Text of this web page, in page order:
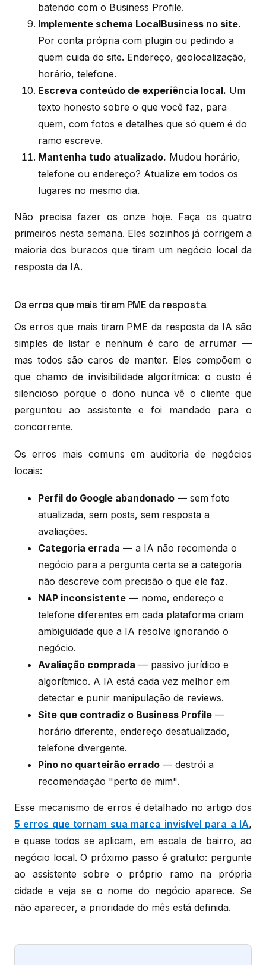
batendo com o Business Profile.
Implemente schema LocalBusiness no site.
Por conta própria com plugin ou pedindo a
quem cuida do site. Endereço, geolocalização,
horário, telefone.
Escreva conteúdo de experiência local. Um
texto honesto sobre o que você faz, para
quem, com fotos e detalhes que só quem é do
ramo escreve.
Mantenha tudo atualizado. Mudou horário,
telefone ou endereço? Atualize em todos os
lugares no mesmo dia.
Não precisa fazer os onze hoje. Faça os quatro
primeiros nesta semana. Eles sozinhos já corrigem a
maioria dos buracos que tiram um negócio local da
resposta da IA.
Os erros que mais tiram PME da resposta
Os erros que mais tiram PME da resposta da IA são
simples de listar e nenhum é caro de arrumar —
mas todos são caros de manter. Eles compõem o
que chamo de invisibilidade algorítmica: o custo é
silencioso porque o dono nunca vê o cliente que
perguntou ao assistente e foi mandado para o
concorrente.
Os erros mais comuns em auditoria de negócios
locais:
Perfil do Google abandonado — sem foto
atualizada, sem posts, sem resposta a
avaliações.
Categoria errada — a IA não recomenda o
negócio para a pergunta certa se a categoria
não descreve com precisão o que ele faz.
NAP inconsistente — nome, endereço e
telefone diferentes em cada plataforma criam
ambiguidade que a IA resolve ignorando o
negócio.
Avaliação comprada — passivo jurídico e
algorítmico. A IA está cada vez melhor em
detectar e punir manipulação de reviews.
Site que contradiz o Business Profile —
horário diferente, endereço desatualizado,
telefone divergente.
Pino no quarteirão errado — destrói a
recomendação "perto de mim".
Esse mecanismo de erros é detalhado no artigo dos
5 erros que tornam sua marca invisível para a IA,
e quase todos se aplicam, em escala de bairro, ao
negócio local. O próximo passo é gratuito: pergunte
ao assistente sobre o próprio ramo na própria
cidade e veja se o nome do negócio aparece. Se
não aparecer, a prioridade do mês está definida.